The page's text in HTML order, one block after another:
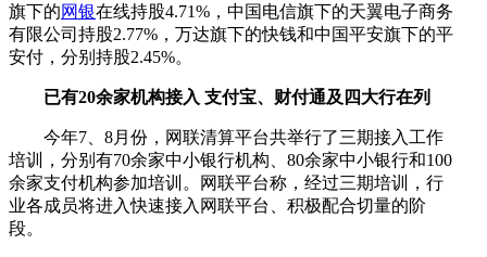
旗下的网银在线持股4.71%，中国电信旗下的天翼电子商务
有限公司持股2.77%，万达旗下的快钱和中国平安旗下的平
安付，分别持股2.45%。
已有20余家机构接入 支付宝、财付通及四大行在列
今年7、8月份，网联清算平台共举行了三期接入工作
培训，分别有70余家中小银行机构、80余家中小银行和100
余家支付机构参加培训。网联平台称，经过三期培训，行
业各成员将进入快速接入网联平台、积极配合切量的阶
段。